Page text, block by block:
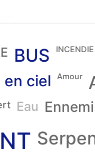
BUS INCENDIE
en ciel Amour
Eau